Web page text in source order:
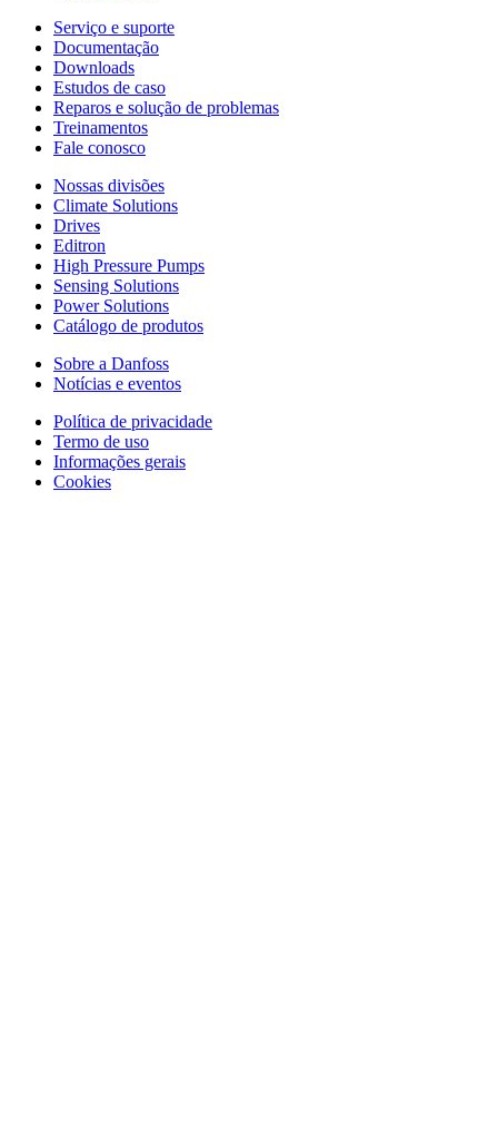
Serviço e suporte
Documentação
Downloads
Estudos de caso
Reparos e solução de problemas
Treinamentos
Fale conosco
Nossas divisões
Climate Solutions
Drives
Editron
High Pressure Pumps
Sensing Solutions
Power Solutions
Catálogo de produtos
Sobre a Danfoss
Notícias e eventos
Política de privacidade
Termo de uso
Informações gerais
Cookies